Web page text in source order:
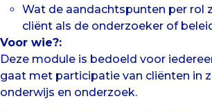
Wat de aandachtspunten per rol
cliënt als de onderzoeker of
Voor wie?:
Deze module is bedoeld voor
gaat met participatie van cliënten in
onderwijs en onderzoek.